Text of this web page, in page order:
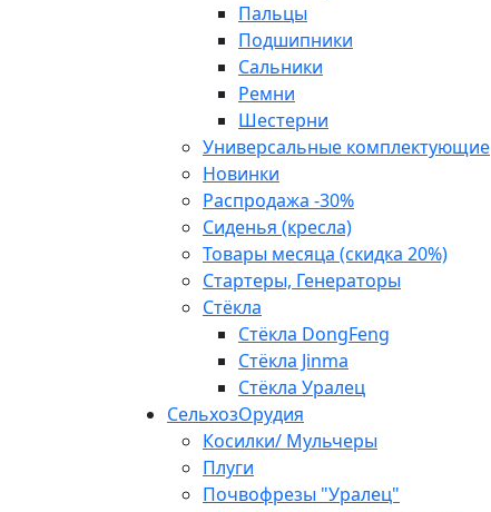
Пальцы
Подшипники
Сальники
Ремни
Шестерни
Универсальные комплектующие
Новинки
Распродажа -30%
Сиденья (кресла)
Товары месяца (скидка 20%)
Стартеры, Генераторы
Стёкла
Стёкла DongFeng
Стёкла Jinma
Стёкла Уралец
СельхозОрудия
Косилки/ Мульчеры
Плуги
Почвофрезы "Уралец"